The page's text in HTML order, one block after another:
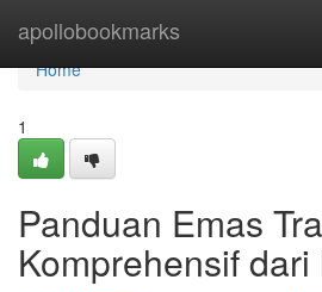
apollobookmarks
Home
Home
1
Panduan Emas
Komprehensif dari